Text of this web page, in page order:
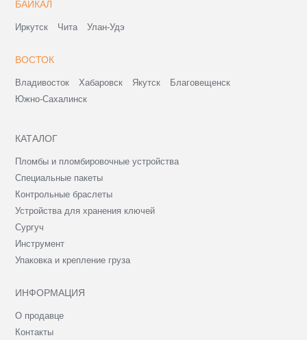
БАЙКАЛ
Иркутск Чита Улан-Удэ
ВОСТОК
Владивосток Хабаровск Якутск
Благовещенск
Южно-Сахалинск
КАТАЛОГ
Пломбы и пломбировочные устройства
Специальные пакеты
Контрольные браслеты
Устройства для хранения ключей
Сургуч
Инструмент
Упаковка и крепление груза
ИНФОРМАЦИЯ
О продавце
Контакты